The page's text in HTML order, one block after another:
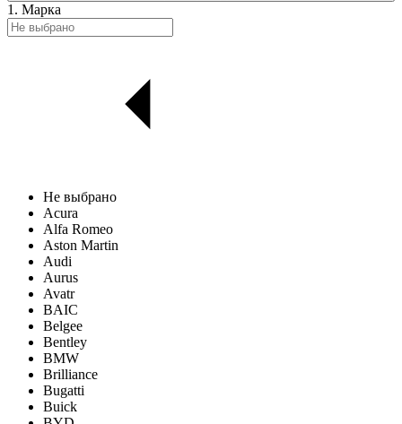
1. Марка
Не выбрано
Acura
Alfa Romeo
Aston Martin
Audi
Aurus
Avatr
BAIC
Belgee
Bentley
BMW
Brilliance
Bugatti
Buick